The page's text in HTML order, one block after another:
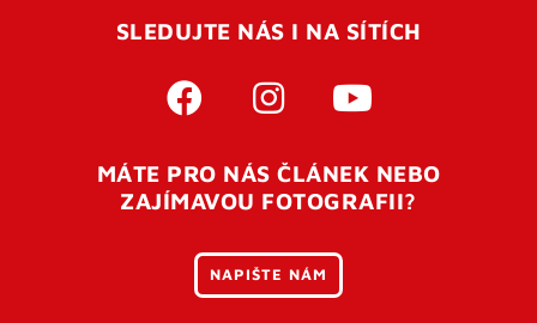
SLEDUJTE NÁS I NA SÍTÍCH
MÁTE PRO NÁS ČLÁNEK NEBO
ZAJÍMAVOU FOTOGRAFII?
NAPIŠTE NÁM